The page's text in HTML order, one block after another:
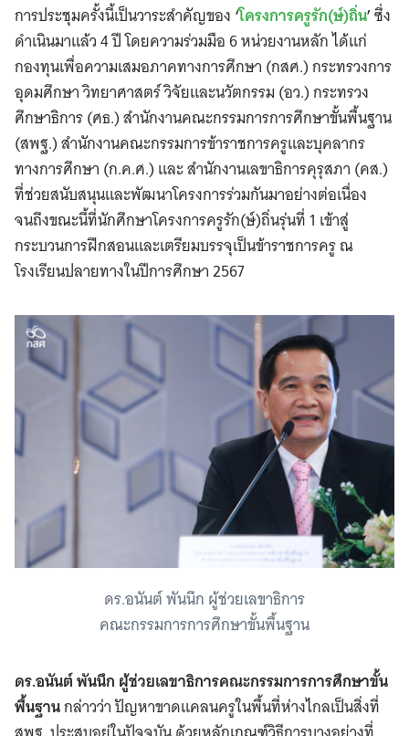
การประชุมครั้งนี้เป็นวาระสำคัญของ ‘โครงการครูรัก(ษ์)ถิ่น’ซึ่ง
ดำเนินมาแล้ว 4 ปี โดยความร่วมมือ 6 หน่วยงานหลัก ได้แก่
กองทุนเพื่อความเสมอภาคทางการศึกษา (กสศ.) กระทรวงการ
อุดมศึกษา วิทยาศาสตร์ วิจัยและนวัตกรรม (อว.) กระทรวง
ศึกษาธิการ (ศธ.) สำนักงานคณะกรรมการการศึกษาขั้นพื้นฐาน
(สพฐ.) สำนักงานคณะกรรมการข้าราชการครูและบุคลากร
ทางการศึกษา (ก.ค.ศ.) และ สำนักงานเลขาธิการคุรุสภา (คส.)
ที่ช่วยสนับสนุนและพัฒนาโครงการร่วมกันมาอย่างต่อเนื่อง
จนถึงขณะนี้ที่นักศึกษาโครงการครูรัก(ษ์)ถิ่นรุ่นที่ 1 เข้าสู่
กระบวนการฝึกสอนและเตรียมบรรจุเป็นข้าราชการครู ณ
โรงเรียนปลายทางในปีการศึกษา 2567
ดร.อนันต์ พันนึก ผู้ช่วยเลขาธิการ
คณะกรรมการการศึกษาขั้นพื้นฐาน
ดร.อนันต์ พันนึก ผู้ช่วยเลขาธิการคณะกรรมการการศึกษาขั้น
พื้นฐานกล่าวว่า ปัญหาขาดแคลนครูในพื้นที่ห่างไกลเป็นสิ่งที่